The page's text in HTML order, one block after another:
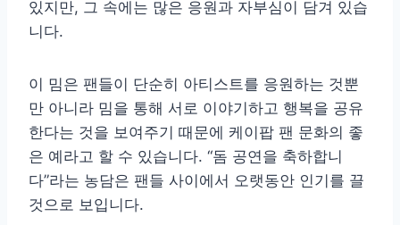
있지만, 그 속에는 많은 응원과 자부심이 담겨 있습
니다.
이 밈은 팬들이 단순히 아티스트를 응원하는 것뿐
만 아니라 밈을 통해 서로 이야기하고 행복을 공유
한다는 것을 보여주기 때문에 케이팝 팬 문화의 좋
은 예라고 할 수 있습니다. “돔 공연을 축하합니
다”라는 농담은 팬들 사이에서 오랫동안 인기를 끌
것으로 보입니다.